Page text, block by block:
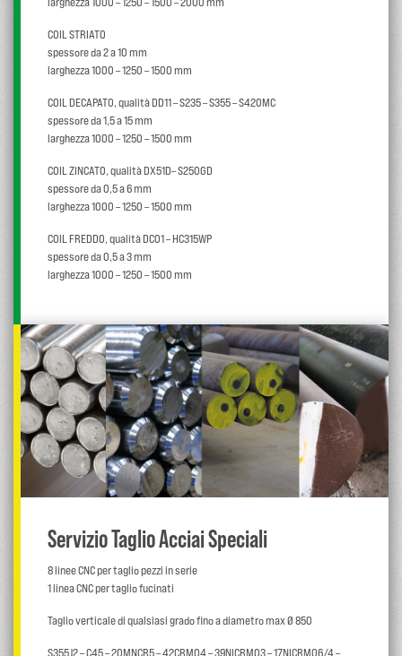
COIL STRIATO
spessore da 2 a 10 mm
larghezza 1000 – 1250 – 1500 mm
COIL DECAPATO, qualità DD11 – S235 – S355 – S420MC
spessore da 1,5 a 15 mm
larghezza 1000 – 1250 – 1500 mm
COIL ZINCATO, qualità DX51D– S250GD
spessore da 0,5 a 6 mm
larghezza 1000 – 1250 – 1500 mm
COIL FREDDO, qualità DC01 – HC315WP
spessore da 0,5 a 3 mm
larghezza 1000 – 1250 – 1500 mm
Servizio Taglio Acciai Speciali
8 linee CNC per taglio pezzi in serie
1 linea CNC per taglio fucinati
Taglio verticale di qualsiasi grado fino a diametro max Ø 850
S355J2 – C45 – 20MNCR5 – 42CRMO4 – 39NICRMO3 – 17NICRMO6/4 –